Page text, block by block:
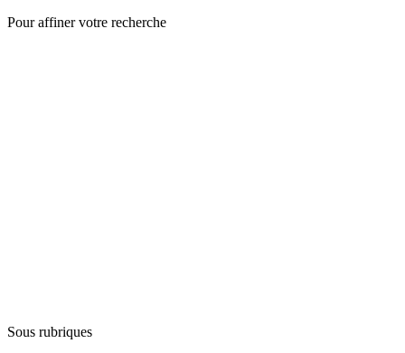
Pour affiner votre recherche
Sous rubriques